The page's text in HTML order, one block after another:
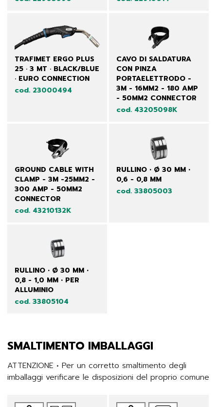
TRAFIMET ERGO PLUS
25 · 3 MT · BLACK/BLUE
· EURO CONNECTION
cod. 23000494
CAVO DI SALDATURA
CON PINZA
PORTAELETTRODO -
3M - 16MM2 - 180 AMP
- 50MM2 CONNECTOR
cod. 43205098K
GROUND CABLE WITH
CLAMP - 3M -25MM2 -
300 AMP - 50MM2
CONNECTOR
cod. 43210132K
RULLINO • Ø 30 MM •
0,6 - 0,8 MM
cod. 33805003
RULLINO • Ø 30 MM •
0,8 - 1,0 MM • PER
ALLUMINIO
cod. 33805104
SMALTIMENTO IMBALLAGGI
ATTENZIONE • Per un corretto smaltimento degli
imballaggi verificare le disposizioni del proprio comune